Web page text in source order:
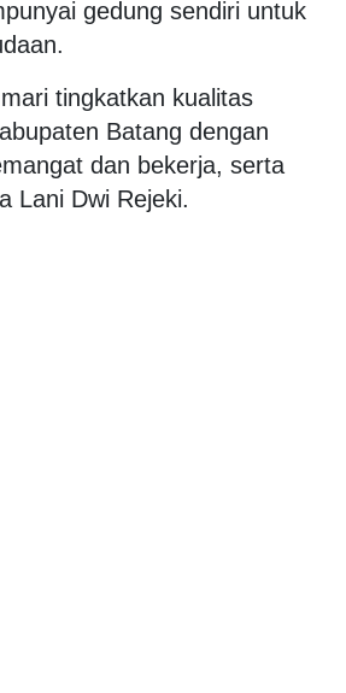
gedung sendiri untuk
tingkatkan kualitas
Batang dengan
dan bekerja, serta
Lani Dwi Rejeki.